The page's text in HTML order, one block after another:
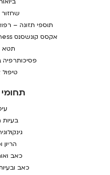
בעיות
הריון
כאב
כאב ובעיות
שחזור
תוספי תזונה –
אקסס קונשסנס access consciousness
תטא
פסיכותרפיה
טיפול